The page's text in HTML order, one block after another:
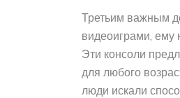
Третьим важным
видеоиграми, ему
Эти консоли
для любого
люди искали